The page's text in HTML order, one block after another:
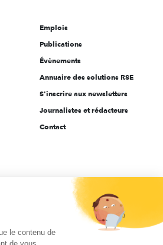
Emplois
Publications
Évènements
Annuaire des solutions RSE
S'inscrire aux newsletters
Journalistes et rédacteurs
Contact
le contenu de
de vous